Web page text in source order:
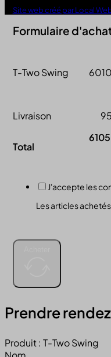
Site web créé par Local
Formulaire
T-Two Swing
Livraison
Total
J'accepte les
Les articles
Prendre
Produit : T-Two Swing